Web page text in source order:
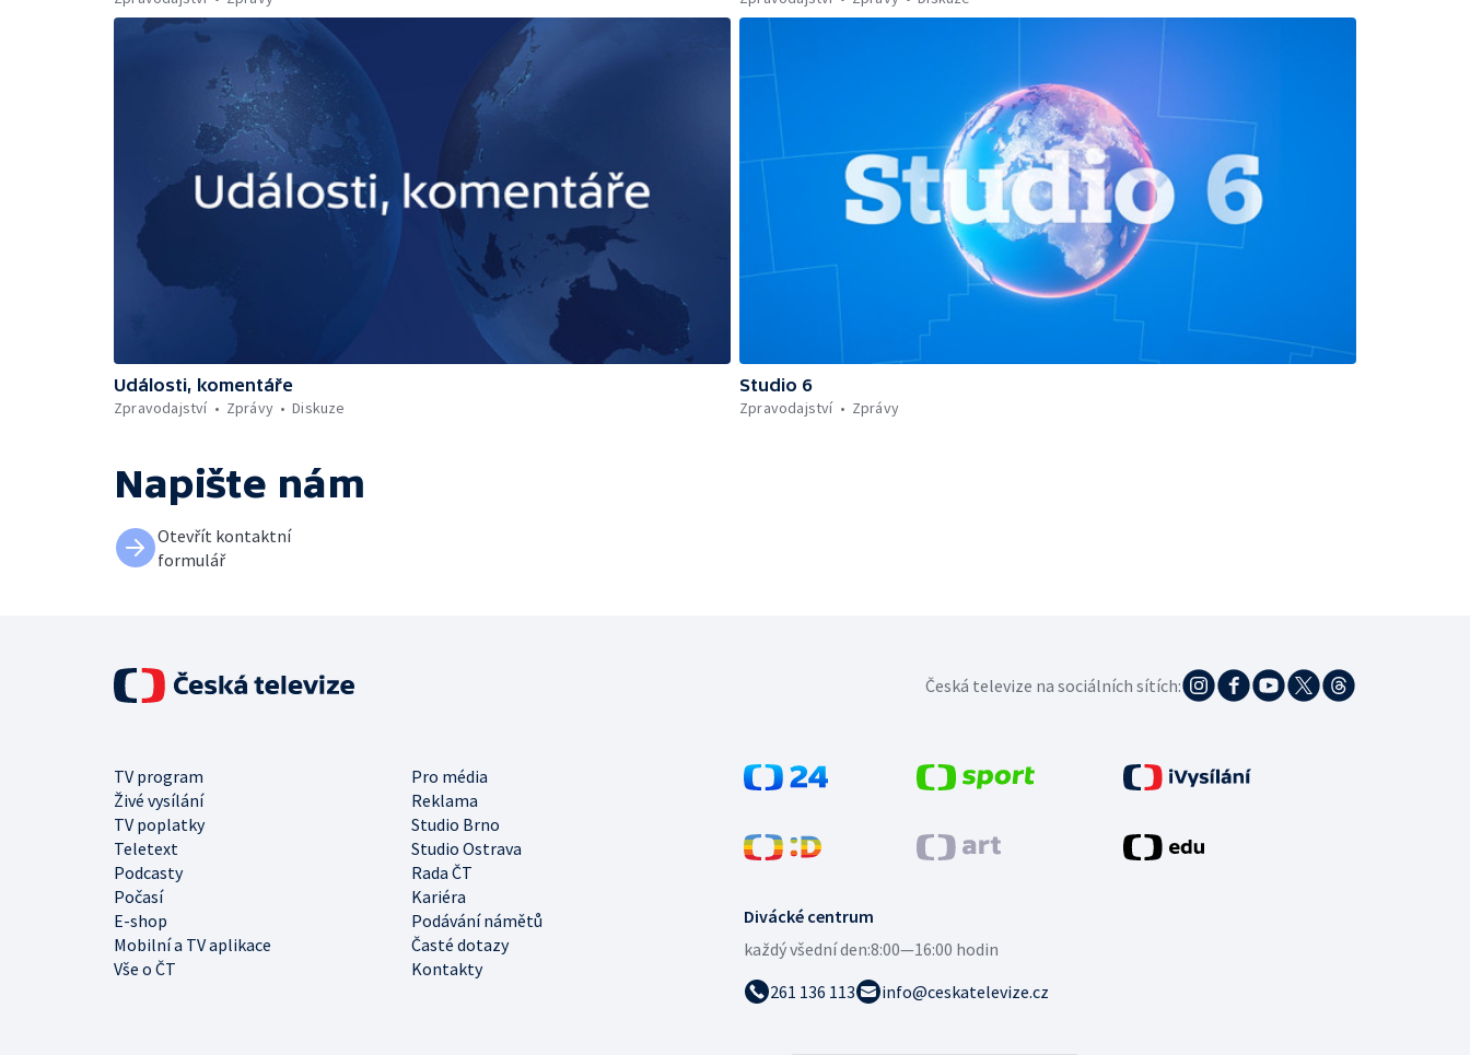
Události, komentáře
Zpravodajství
Zprávy Diskuze
Studio 6
Zpravodajství
Zprávy
Napište nám
Otevřít kontaktní
formulář
Divácké centrum
každý všední den:8:00—16:00 hodin
261 136 113
info@ceskatelevize.cz
TV program
Pro média
Živé vysílání
Reklama
TV poplatky
Studio Brno
Teletext
Studio Ostrava
Podcasty
Rada ČT
Počasí
Kariéra
E-shop
Podávání námětů
Mobilní a TV aplikace
Časté dotazy
Vše o ČT
Kontakty
Česká televize na sociálních sítích: